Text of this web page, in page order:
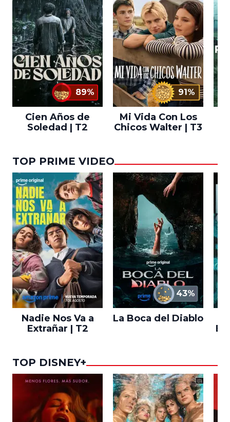
89%
Cien Años de
Soledad | T2
91%
Mi Vida Con Los
Chicos Walter | T3
TOP PRIME VIDEO
Nadie Nos Va a
Extrañar | T2
43%
La Boca del Diablo
TOP DISNEY+